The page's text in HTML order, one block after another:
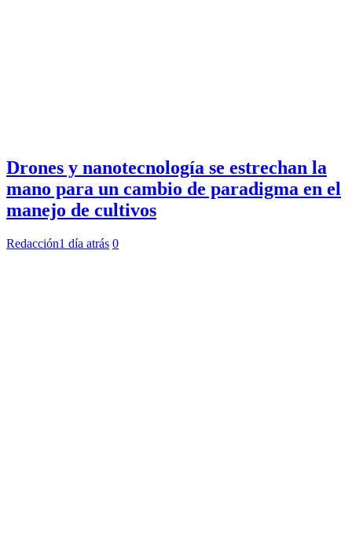
Drones y nanotecnología se estrechan la
mano para un cambio de paradigma en el
manejo de cultivos
Redacción1 día atrás 0